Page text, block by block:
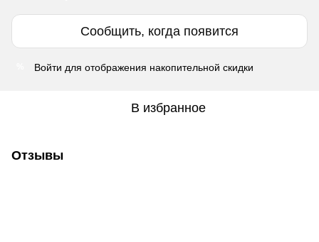
Сообщить, когда появится
Войти для отображения накопительной скидки
В избранное
Отзывы